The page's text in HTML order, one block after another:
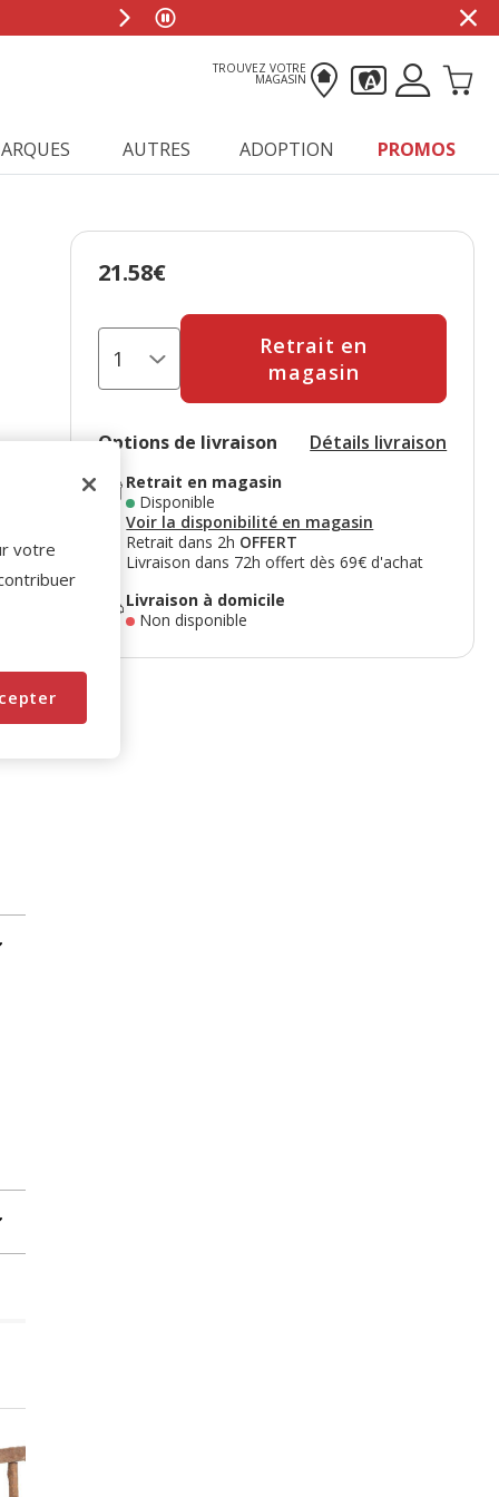
TROUVEZ VOTRE
MAGASIN
AUTRES ADOPTION PROMOS
Prix 21.58€
21.58€
Retrait en
magasin
Options de livraison Détails livraison
Retrait en magasin
Disponible
Voir la disponibilité en magasin
Retrait dans 2h OFFERT
Livraison dans 72h offert dès 69€ d'achat
Livraison à domicile
Non disponible
votre